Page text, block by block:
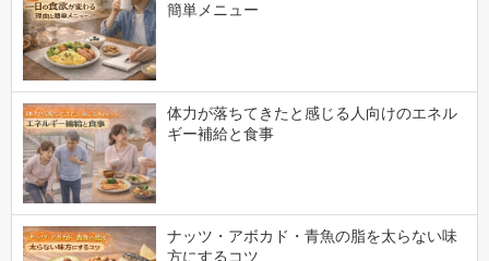
簡単メニュー
体力が落ちてきたと感じる人向けのエネル
ギー補給と食事
ナッツ・アボカド・青魚の脂を太らない味
方にするコツ